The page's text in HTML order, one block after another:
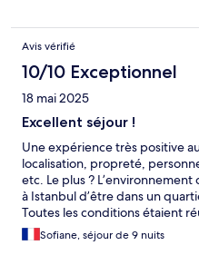
Avis vérifié
10/10 Exceptionnel
18 mai 2025
Excellent séjour !
Une expérience très positive
localisation, propreté,
etc. Le plus ? L’environnement
à Istanbul d’être dans un
Toutes les conditions étaient
Je recommande fortement cet
séjour à Istanbul.
Sofiane, séjour de 9 nuits